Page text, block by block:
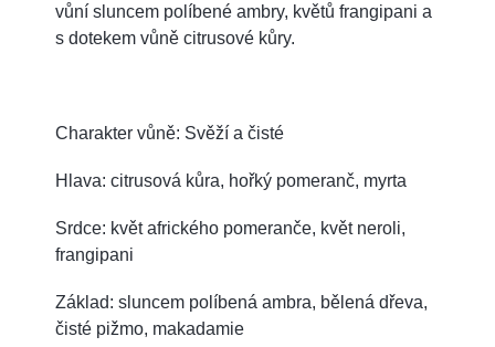
vůní sluncem políbené ambry, květů frangipani a
s dotekem vůně citrusové kůry.
Charakter vůně: Svěží a čisté
Hlava: citrusová kůra, hořký pomeranč, myrta
Srdce: květ afrického pomeranče, květ neroli,
frangipani
Základ: sluncem políbená ambra, bělená dřeva,
čisté pižmo, makadamie